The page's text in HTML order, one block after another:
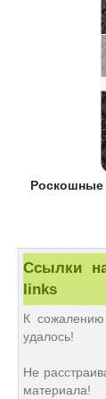
Роскошные
Ссылки
links
К сожалению
удалось!
Не
материала!